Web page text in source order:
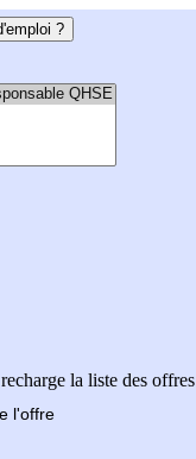
?
la liste des offres
l'offre